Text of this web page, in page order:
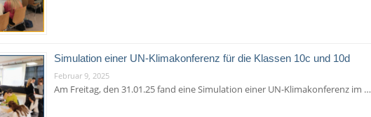
Simulation einer UN-Klimakonferenz für die Klassen 10c und 10d
Februar 9, 2025
Am Freitag, den 31.01.25 fand eine Simulation einer UN-Klimakonferenz im …